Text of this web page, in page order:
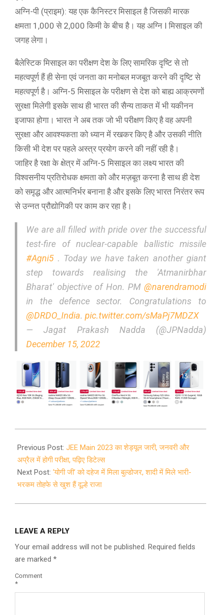
अग्नि-पी (प्राइम): यह एक कैनिस्टर मिसाइल है जिसकी मारक
क्षमता 1,000 से 2,000 किमी के बीच है। यह अग्नि I मिसाइल की
जगह लेगा।
बैलेस्टिक मिसाइल का परीक्षण देश के लिए सामरिक दृष्टि से तो
महत्वपूर्ण हैं ही सेना एवं जनता का मनोबल मजबूत करने की दृष्टि से
महत्वपूर्ण है। अग्नि-5 मिसाइल के परीक्षण से देश को बाह्य आक्रमणों
सुरक्षा मिलेगी इसके साथ ही भारत की सैन्य ताकत में भी यकीनन
इजाफा होगा। भारत ने अब तक जो भी परीक्षण किए है वह अपनी
सुरक्षा और आवश्यकता को ध्यान में रखकर किए है और उसकी नीति
किसी भी देश पर पहले अस्त्र प्रयोग करने की नहीं रही है।
जाहिर है रक्षा के क्षेत्र में अग्नि-5 मिसाइल का लक्ष्य भारत की
विश्वसनीय प्रतिरोधक क्षमता को और मज़बूत करना है साथ ही देश
को समृद्ध और आत्मनिर्भर बनाना है और इसके लिए भारत निरंतर रूप
से उन्नत प्रौद्योगिकी पर काम कर रहा है।
We are all filled with pride over the successful
test-fire of nuclear-capable ballistic missile
#Agni5 . Today we have taken another giant
step towards realising the 'Atmanirbhar
Bharat' objective of Hon. PM @narendramodi
in the defence sector. Congratulations to
@DRDO_India.pic.twitter.com/sMaPj7MDZX
— Jagat Prakash Nadda (@JPNadda)
December 15, 2022
12-
16
Previous Post: JEE Main 2023 का शेड्यूल जारी, जनवरी और
अप्रैल में होगी परीक्षा, पढ़िए डिटेल्स
Next Post: ‘योगी जी’ को दहेज में मिला बुल्डोजर, शादी में मिले भारी-
भरकम तोहफे से खुश हैं दूल्हे राजा
LEAVE A REPLY
Your email address will not be published. Required fields
are marked *
Comment
*